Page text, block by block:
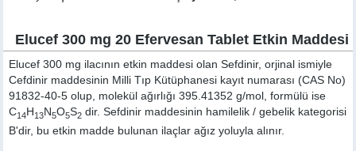
Elucef 300 mg 20 Efervesan Tablet Etkin Maddesi
Elucef 300 mg ilacının etkin maddesi olan Sefdinir, orjinal ismiyle
Cefdinir maddesinin Milli Tıp Kütüphanesi kayıt numarası (CAS No)
91832-40-5 olup, molekül ağırlığı 395.41352 g/mol, formülü ise
C14H 13N5O5S2 dir. Sefdinir maddesinin hamilelik / gebelik kategorisi
B'dir, bu etkin madde bulunan ilaçlar ağız yoluyla alınır.